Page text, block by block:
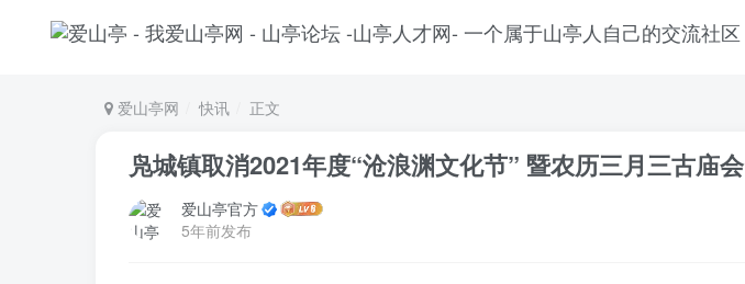
爱山亭网 快讯 正文
凫城镇取消2021年度“沧浪渊文化节” 暨农历三月三古庙会
爱山亭官方
5年前发布